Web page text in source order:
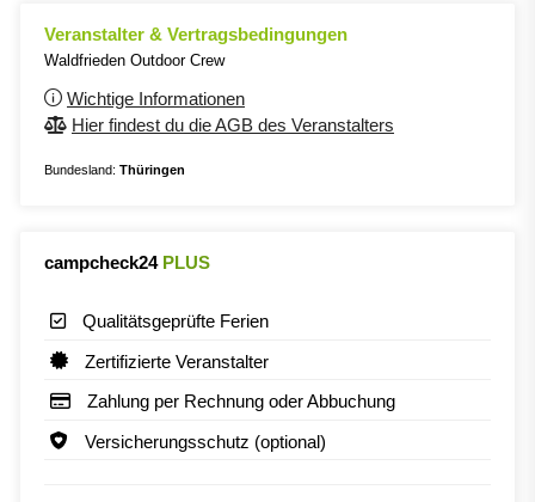
Veranstalter & Vertragsbedingungen
Waldfrieden Outdoor Crew
Wichtige Informationen
Hier findest du die AGB des Veranstalters
Bundesland: Thüringen
campcheck24 PLUS
Qualitätsgeprüfte Ferien
Zertifizierte Veranstalter
Zahlung per Rechnung oder Abbuchung
Versicherungsschutz (optional)